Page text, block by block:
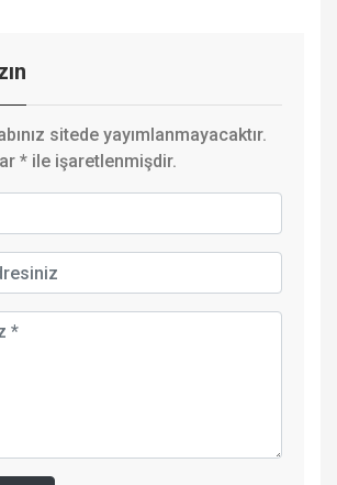
sitede yayımlanmayacaktır.
* ile işaretlenmişdir.